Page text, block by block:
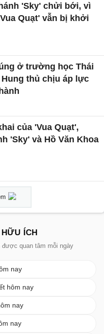
'Sky' chửi bới, vì
Quạt' vẫn bị khởi
ở trường học Thái
Hung thủ chịu áp lực
của 'Vua Quạt',
'Sky' và Hồ Văn Khoa
ÍCH
được quan tâm mỗi ngày
nay
hôm nay
nay
nay